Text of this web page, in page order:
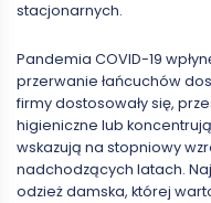
stacjonarnych.
Pandemia COVID-19
przerwanie łańcuchów
firmy dostosowały się,
higieniczne lub
wskazują na stopniowy
nadchodzących latach.
odzież damska, której